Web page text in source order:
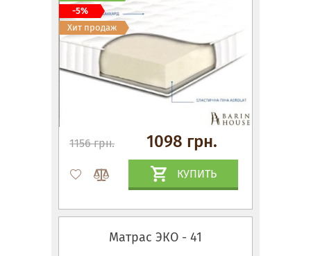
1156 грн. 1098 грн.
КУПИТЬ
-5%
Хит продаж
Матрас ЭКО - 41